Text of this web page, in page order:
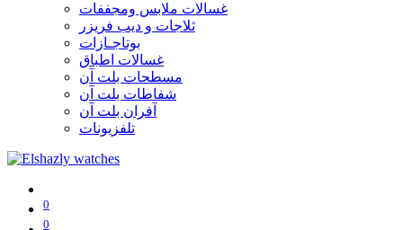
غسالات ملابس ومجففات
ثلاجات و ديب فريزر
بوتاجـازات
غسالات اطباق
مسطحات بلت آن
شفاطات بلت آن
آفران بلت آن
تلفزيونات
0
0